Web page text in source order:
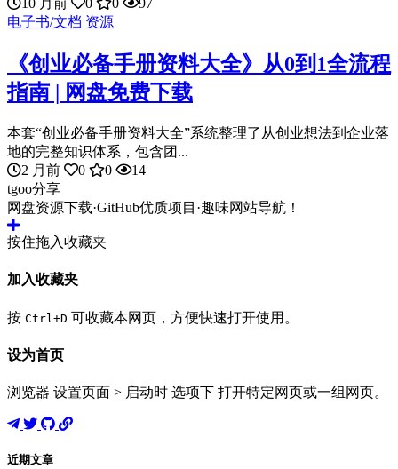
10 月前
0 0
97
电子书/文档 资源
《创业必备手册资料大全》从0到1全流程
指南 | 网盘免费下载
本套“创业必备手册资料大全”系统整理了从创业想法到企业落
地的完整知识体系，包含团...
2 月前
0 0
14
tgoo分享
网盘资源下载·GitHub优质项目·趣味网站导航！
按住拖入收藏夹
加入收藏夹
按 Ctrl+D 可收藏本网页，方便快速打开使用。
设为首页
浏览器 设置页面 > 启动时 选项下 打开特定网页或一组网页。
近期文章